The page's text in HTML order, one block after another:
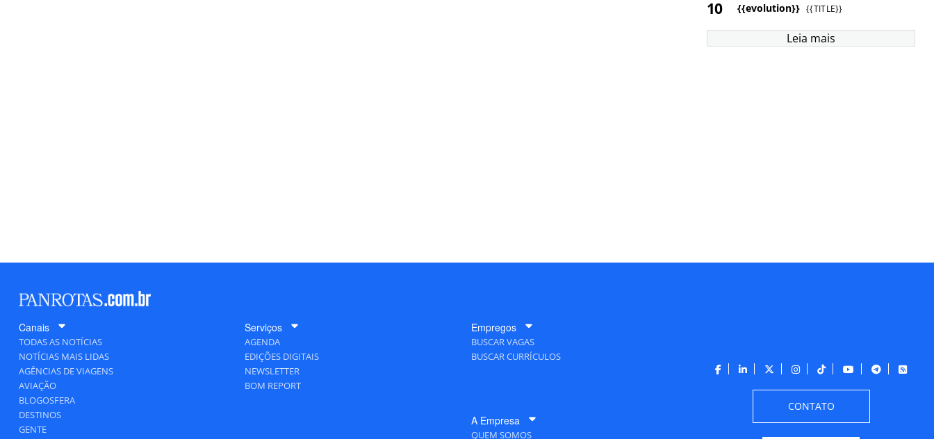
{{evolution}} {{TITLE}}
Leia mais
Canais
TODAS AS NOTÍCIAS
NOTÍCIAS MAIS LIDAS
AGÊNCIAS DE VIAGENS
AVIAÇÃO
BLOGOSFERA
DESTINOS
GENTE
Serviços
AGENDA
EDIÇÕES DIGITAIS
NEWSLETTER
BOM REPORT
Empregos
BUSCAR VAGAS
BUSCAR CURRÍCULOS
A Empresa
QUEM SOMOS
CONTATO